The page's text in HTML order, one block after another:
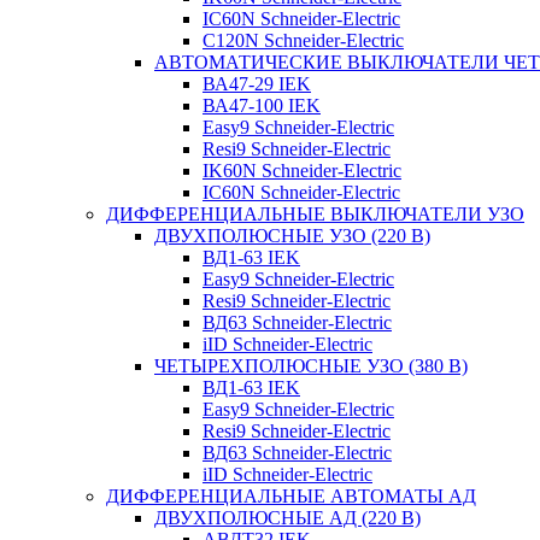
IC60N Schneider-Electric
C120N Schneider-Electric
АВТОМАТИЧЕСКИЕ ВЫКЛЮЧАТЕЛИ
ВА47-29 IEK
ВА47-100 IEK
Easy9 Schneider-Electric
Resi9 Schneider-Electric
IK60N Schneider-Electric
IC60N Schneider-Electric
ДИФФЕРЕНЦИАЛЬНЫЕ ВЫКЛЮЧАТЕЛИ УЗО
ДВУХПОЛЮСНЫЕ УЗО (220 В)
ВД1-63 IEK
Easy9 Schneider-Electric
Resi9 Schneider-Electric
ВД63 Schneider-Electric
iID Schneider-Electric
ЧЕТЫРЕХПОЛЮСНЫЕ УЗО (380 В)
ВД1-63 IEK
Easy9 Schneider-Electric
Resi9 Schneider-Electric
ВД63 Schneider-Electric
iID Schneider-Electric
ДИФФЕРЕНЦИАЛЬНЫЕ АВТОМАТЫ АД
ДВУХПОЛЮСНЫЕ АД (220 В)